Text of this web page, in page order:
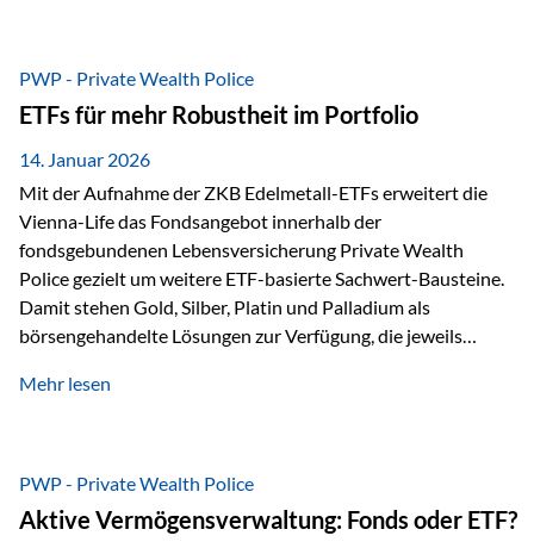
Risikostreuung, Inflationsrobustheit und Stabilisierung. 1)
Die Philosophiefrage: breit oder bewusst? Global investieren
bedeutet: Das Portfolio bildet die Weltmärkte möglichst
breit ab, ohne die…
PWP - Private Wealth Police
ETFs für mehr Robustheit im Portfolio
14. Januar 2026
Mit der Aufnahme der ZKB Edelmetall-ETFs erweitert die
Vienna-Life das Fondsangebot innerhalb der
fondsgebundenen Lebensversicherung Private Wealth
Police gezielt um weitere ETF-basierte Sachwert-Bausteine.
Damit stehen Gold, Silber, Platin und Palladium als
börsengehandelte Lösungen zur Verfügung, die jeweils
dabei nicht auf einzelnen Marktmeinungen, sondern auf
Inflationsrobustheit und Stabilisierung – eingebettet in eine
liechtensteinische Versicherungsstruktur. Die
Sicherheitsarchitektur: Liechtenstein als Strukturprinzip Die
Mehr lesen
PWP - Private Wealth Police
Aktive Vermögensverwaltung: Fonds oder ETF?